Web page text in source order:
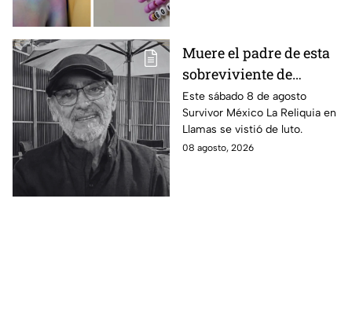
Muere el padre de esta
sobreviviente de
Survivor México La
Reliquia en Llamas
Este sábado 8 de agosto
Survivor México La Reliquia en
Llamas se vistió de luto.
08 agosto, 2026